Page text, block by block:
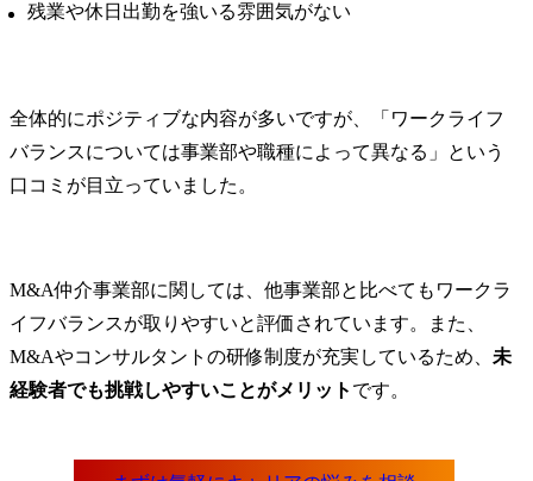
残業や休日出勤を強いる雰囲気がない
全体的にポジティブな内容が多いですが、「ワークライフ
バランスについては事業部や職種によって異なる」という
口コミが目立っていました。
M&A仲介事業部に関しては、他事業部と比べてもワークラ
イフバランスが取りやすいと評価されています。また、
M&Aやコンサルタントの研修制度が充実しているため、 未
経験者でも挑戦しやすいことがメリット です。